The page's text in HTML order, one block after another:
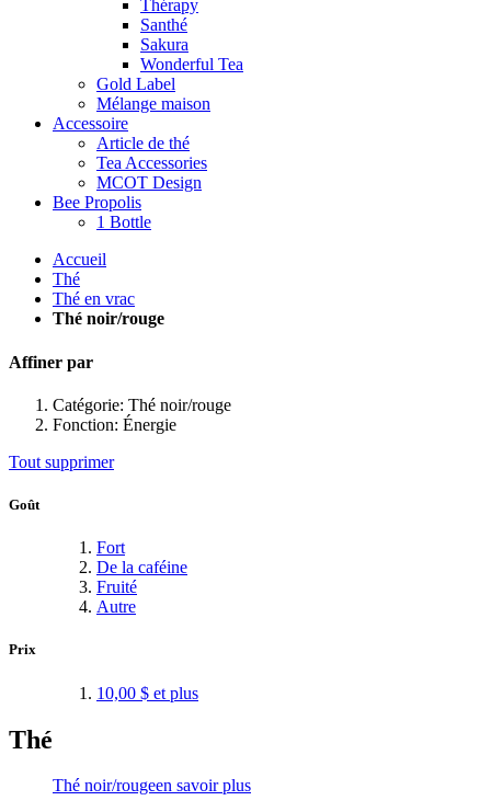
Thérapy
Santhé
Sakura
Wonderful Tea
Gold Label
Mélange maison
Accessoire
Article de thé
Tea Accessories
MCOT Design
Bee Propolis
1 Bottle
Accueil
Thé
Thé en vrac
Thé noir/rouge
Affiner par
Catégorie: Thé noir/rouge
Fonction: Énergie
Tout supprimer
Goût
Fort
De la caféine
Fruité
Autre
Prix
10,00 $ et plus
Thé
Thé noir/rougeen savoir plus